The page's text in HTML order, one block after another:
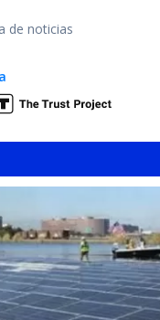
de noticias